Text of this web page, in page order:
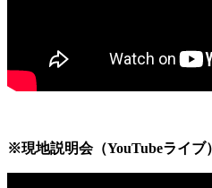
※現地説明会（YouTubeライブ